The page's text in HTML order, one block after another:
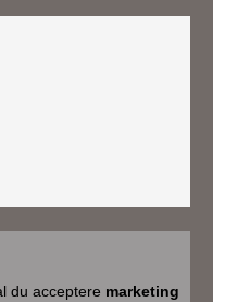
du acceptere marketing